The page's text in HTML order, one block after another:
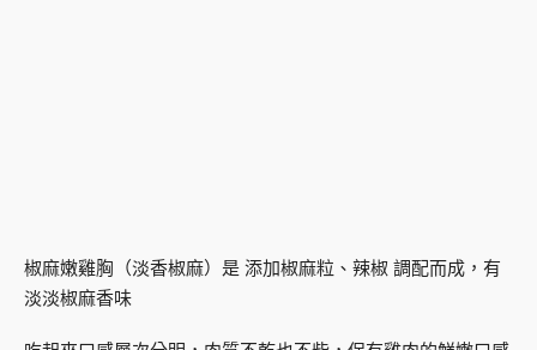
椒麻嫩雞胸（淡香椒麻）是 添加椒麻粒、辣椒 調配而成，有
淡淡椒麻香味